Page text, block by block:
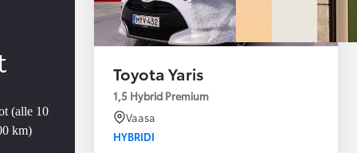
(alle 10
km)
Toyota Yaris
1,5 Hybrid Premium
Vaasa
HYBRIDI